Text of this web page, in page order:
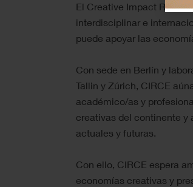
El Creative Impact
interdisciplinar e
puede apoyar las
Con sede en Berlín y
Tallin y Zúrich, CIRCE
académico/as y
creativas del continente y
actuales y futuras.
Con ello, CIRCE espera
economías creativas y